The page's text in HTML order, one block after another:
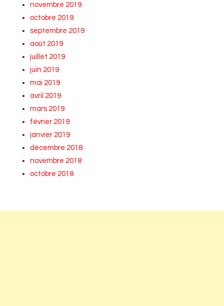
novembre 2019
octobre 2019
septembre 2019
août 2019
juillet 2019
juin 2019
mai 2019
avril 2019
mars 2019
février 2019
janvier 2019
décembre 2018
novembre 2018
octobre 2018